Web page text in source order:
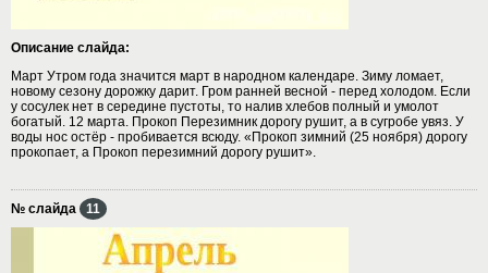
Описание слайда:
Март Утром года значится март в народном календаре. Зиму ломает,
новому сезону дорожку дарит. Гром ранней весной - перед холодом. Если
у сосулек нет в середине пустоты, то налив хлебов полный и умолот
богатый. 12 марта. Прокоп Перезимник дорогу рушит, а в сугробе увяз. У
воды нос остёр - пробивается всюду. «Прокоп зимний (25 ноября) дорогу
прокопает, а Прокоп перезимний дорогу рушит».
№ слайда 11